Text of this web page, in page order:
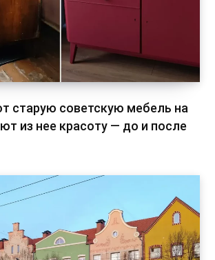
старую советскую мебель на
из нее красоту — до и после